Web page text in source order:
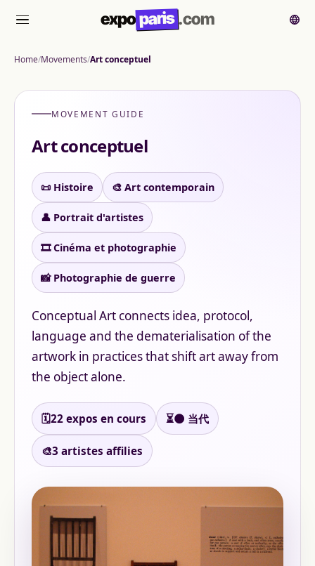
菜单 expoparis.com
Home Movements Art conceptuel
MOVEMENT GUIDE
Art conceptuel
📜 Histoire 🎨 Art contemporain
👤 Portrait d'artistes
🎞️ Cinéma et photographie
📸 Photographie de guerre
Conceptual Art connects idea, protocol,
language and the dematerialisation of the
artwork in practices that shift art away from
the object alone.
🗓️22 expos en cours ⏳🌑 当代
🎨3 artistes affilies